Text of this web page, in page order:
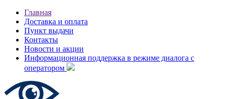
Главная
Доставка и оплата
Пункт выдачи
Контакты
Новости и акции
Информационная поддержка в режиме диалога с
оператором